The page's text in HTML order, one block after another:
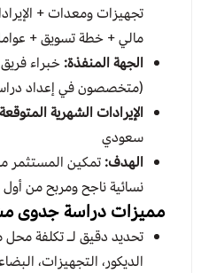
تجهيزات ومعدات +
مالي + خطة تسويق +
الجهة المنفذة:خبراء
(متخصصون في إعداد
الإيرادات الشهرية
سعودي
الهدف:تمكين المستثمر
نسائية ناجح ومربح من
مميزات دراسة جدوى
تحديد دقيق لـ تكلفة محل
الديكور، التجهيزات،